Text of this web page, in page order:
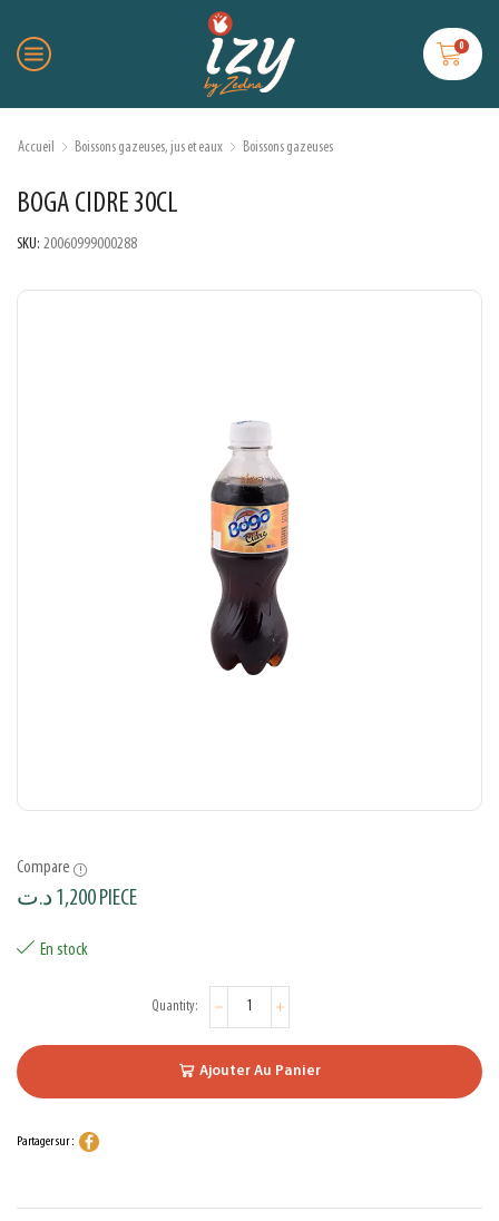
0
Accueil Boissons gazeuses, jus et eaux Boissons gazeuses
BOGA CIDRE 30CL
SKU: 20060999000288
Compare
1,200د.ت PIECE
En stock
Ajouter Au Panier
Partager sur :